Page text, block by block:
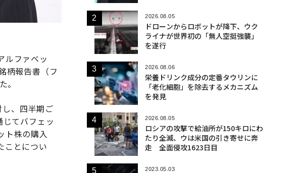
ルファベッ
柄報告書（フ
。
、四半期ご
てバフェッ
ト株の購入
ことについ
2026.08.05
ドローンからロボットが降下、ウク
ライナが世界初の「無人空挺強襲」
を遂行
2026.08.06
栄養ドリンク成分の定番タウリンに
「老化細胞」を除去するメカニズム
を発見
2026.08.05
ロシアの攻撃で給油所が150キロにわ
たり全滅、ウは米国の引き寄せに奔
走 全面侵攻1623日目
2023.05.03